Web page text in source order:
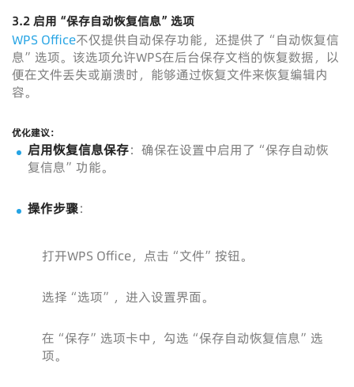
3.2 启用“保存自动恢复信息”选项
WPS Office不仅提供自动保存功能，还提供了“自动恢复信
息”选项。该选项允许WPS在后台保存文档的恢复数据，以
便在文件丢失或崩溃时，能够通过恢复文件来恢复编辑内
容。
优化建议：
启用恢复信息保存：确保在设置中启用了“保存自动恢
复信息”功能。
操作步骤：
打开WPS Office，点击“文件”按钮。
选择“选项”，进入设置界面。
在“保存”选项卡中，勾选“保存自动恢复信息”选
项。